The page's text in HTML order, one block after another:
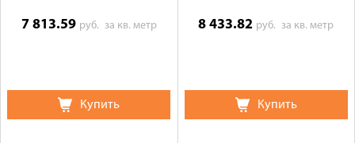
7 813.59 руб. за кв. метр
Купить
8 433.82 руб.за кв. метр
Купить